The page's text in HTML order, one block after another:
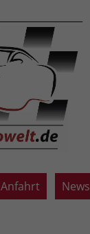
Anfahrt News